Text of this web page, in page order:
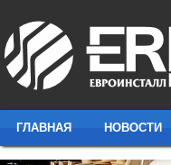
ГЛАВНАЯ НОВОСТИ